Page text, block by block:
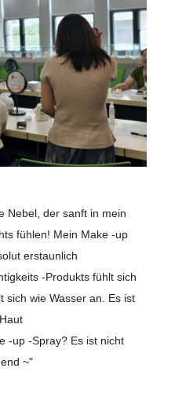
Nebel, der sanft in mein
fühlen! Mein Make -up
erstaunlich
-Produkts fühlt sich
sich wie Wasser an. Es ist
-up -Spray? Es ist nicht
~"